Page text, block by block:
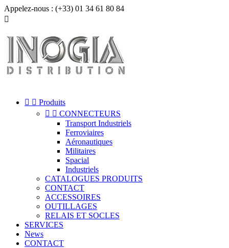
Appelez-nous : (+33) 01 34 61 80 84

  Produits
  CONNECTEURS
Transport Industriels
Ferroviaires
Aéronautiques
Militaires
Spacial
Industriels
CATALOGUES PRODUITS
CONTACT
ACCESSOIRES
OUTILLAGES
RELAIS ET SOCLES
SERVICES
News
CONTACT